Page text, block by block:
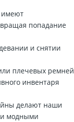
имеют
попадание
и снятии
плечевых ремней
инвентаря
делают наши
и модными